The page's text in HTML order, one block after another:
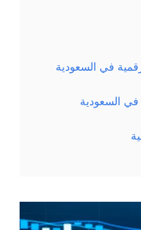
في السعودية
السعودية